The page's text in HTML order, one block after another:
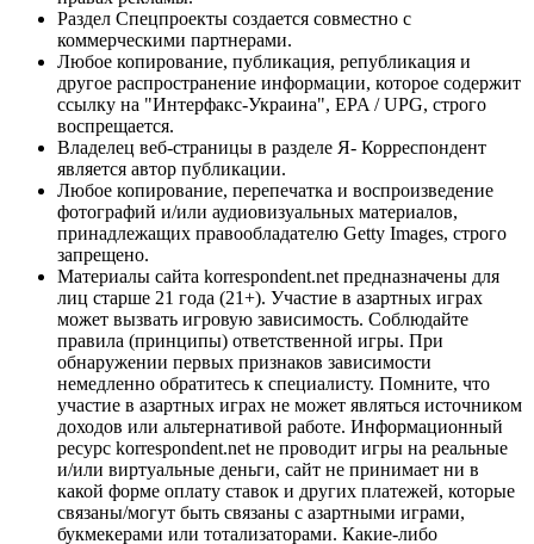
Раздел Спецпроекты создается совместно с
коммерческими партнерами.
Любое копирование, публикация, републикация и
другое распространение информации, которое содержит
ссылку на "Интерфакс-Украина", EPA / UPG, строго
воспрещается.
Владелец веб-страницы в разделе Я- Корреспондент
является автор публикации.
Любое копирование, перепечатка и воспроизведение
фотографий и/или аудиовизуальных материалов,
принадлежащих правообладателю Getty Images, строго
запрещено.
Материалы сайта korrespondent.net предназначены для
лиц старше 21 года (21+). Участие в азартных играх
может вызвать игровую зависимость. Соблюдайте
правила (принципы) ответственной игры. При
обнаружении первых признаков зависимости
немедленно обратитесь к специалисту. Помните, что
участие в азартных играх не может являться источником
доходов или альтернативой работе. Информационный
ресурс korrespondent.net не проводит игры на реальные
и/или виртуальные деньги, сайт не принимает ни в
какой форме оплату ставок и других платежей, которые
связаны/могут быть связаны с азартными играми,
букмекерами или тотализаторами. Какие-либо